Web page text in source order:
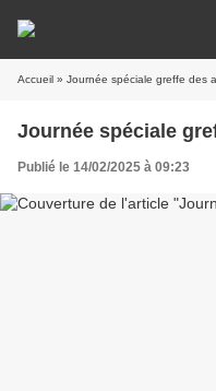
Accueil » Journée spéciale greffe des
Journée spéciale
Publié le 14/02/2025 à 09:23